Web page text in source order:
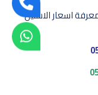
اسعار الاستيل